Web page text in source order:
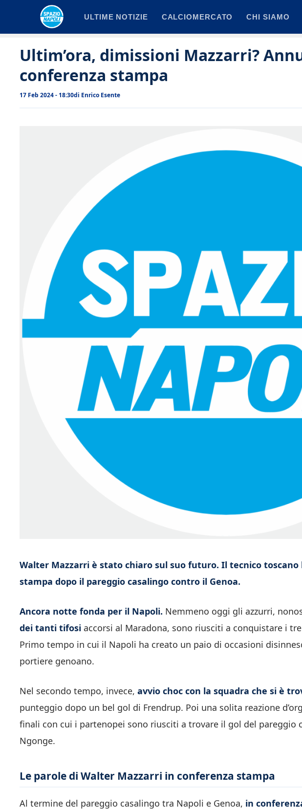
ULTIME NOTIZIE CALCIOMERCATO CHI SIAMO
Ultim’ora, dimissioni Mazzarri?
conferenza stampa
17 Feb 2024 - 18:30di Enrico Esente
Walter Mazzarri è stato chiaro sul suo futuro. Il tecnico
stampa dopo il pareggio casalingo contro il Genoa.
Ancora notte fonda per il Napoli. Nemmeno oggi gli azzurri,
dei tanti tifosi accorsi al Maradona, sono riusciti a conquistare i
Primo tempo in cui il Napoli ha creato un paio di occasioni
portiere genoano.
Nel secondo tempo, invece, avvio choc con la squadra che si è
punteggio dopo un bel gol di Frendrup. Poi una solita reazione
finali con cui i partenopei sono riusciti a trovare il gol del pareggio
Ngonge.
Le parole di Walter Mazzarri in conferenza stampa
Al termine del pareggio casalingo tra Napoli e Genoa, in